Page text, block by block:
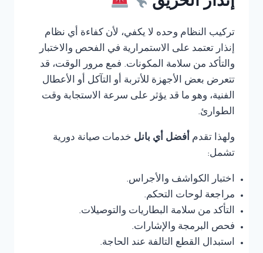
إنذار الحريق
تركيب النظام وحده لا يكفي، لأن كفاءة أي نظام
إنذار تعتمد على الاستمرارية في الفحص والاختبار
والتأكد من سلامة المكونات. فمع مرور الوقت، قد
تتعرض بعض الأجهزة للأتربة أو التآكل أو الأعطال
الفنية، وهو ما قد يؤثر على سرعة الاستجابة وقت
الطوارئ.
ولهذا تقدم أفضل أي بانل خدمات صيانة دورية
تشمل:
اختبار الكواشف والأجراس.
مراجعة لوحات التحكم.
التأكد من سلامة البطاريات والتوصيلات.
فحص البرمجة والإشارات.
استبدال القطع التالفة عند الحاجة.